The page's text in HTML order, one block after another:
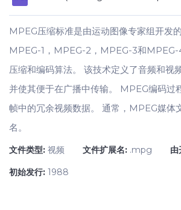
MPEG压缩标准是由运动图像专家组开发
MPEG-1，MPEG-2，MPEG-3和MPEG-
压缩和编码算法。 该技术定义了音频和视
并使其便于在广播中传输。 MPEG编码过
帧中的冗余视频数据。 通常，MPEG媒
名。
文件类型: 视频 文件扩展名: .mpg 由
初始发行: 1988